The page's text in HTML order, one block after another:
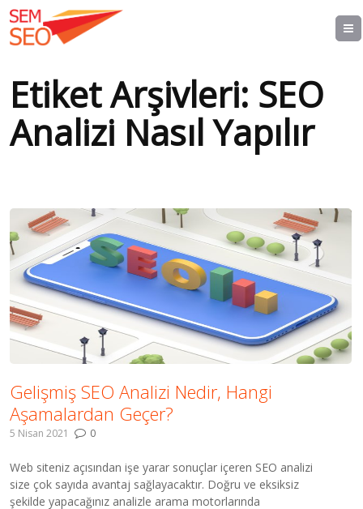
Etiket Arşivleri: SEO
Analizi Nasıl Yapılır
Gelişmiş SEO Analizi Nedir, Hangi
Aşamalardan Geçer?
5 Nisan 2021 0
Web siteniz açısından işe yarar sonuçlar içeren SEO analizi
size çok sayıda avantaj sağlayacaktır. Doğru ve eksiksiz
şekilde yapacağınız analizle arama motorlarında